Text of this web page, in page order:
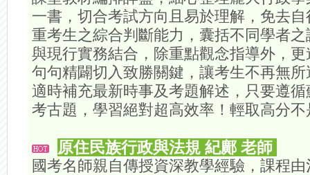
一書，切合考試方向且易於理解，免去
重考生之綜合判斷能力，囊括不同學者
與現行實務結合，除重點觀念指導外，
句句精闢切入致勝關鍵，讓考生不再無
適時補充最新時事及考題解述，只要遵
考古題，學習絕對超高效率！輕取高分不
原住民族行政與法規 紀鄺 老師
國考名師親自傳授資深教學經驗，課程